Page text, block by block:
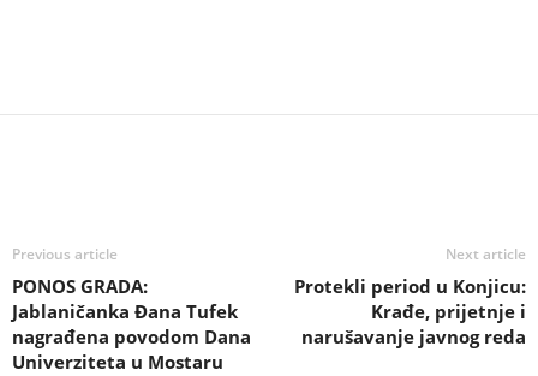
Previous article
PONOS GRADA:
Jablaničanka Đana Tufek
nagrađena povodom Dana
Univerziteta u Mostaru
Next article
Protekli period u Konjicu:
Krađe, prijetnje i
narušavanje javnog reda